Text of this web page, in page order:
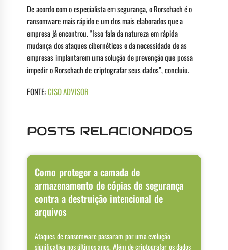
De acordo com o especialista em segurança, o Rorschach é o
ransomware mais rápido e um dos mais elaborados que a
empresa já encontrou. “Isso fala da natureza em rápida
mudança dos ataques cibernéticos e da necessidade de as
empresas implantarem uma solução de prevenção que possa
impedir o Rorschach de criptografar seus dados”, concluiu.
FONTE:CISO ADVISOR
POSTS RELACIONADOS
Como proteger a camada de
armazenamento de cópias de segurança
contra a destruição intencional de
arquivos
Ataques de ransomware passaram por uma evolução
significativa nos últimos anos. Além de criptografar os dados